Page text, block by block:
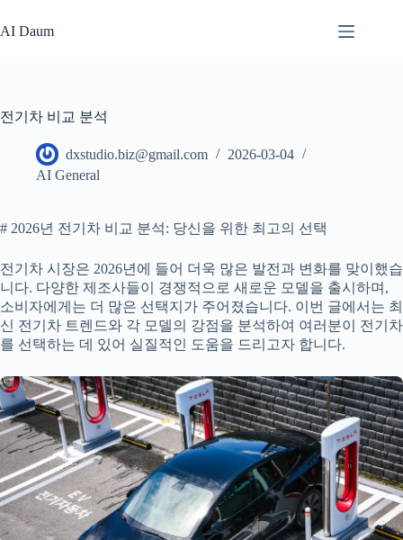
문
뛰
AI Daum
전기차 비교 분석
dxstudio.biz@gmail.com
2026-03-04
AI General
# 2026년 전기차 비교 분석: 당신을 위한 최고의 선택
전기차 시장은 2026년에 들어 더욱 많은 발전과 변화를 맞이했습
니다. 다양한 제조사들이 경쟁적으로 새로운 모델을 출시하며,
소비자에게는 더 많은 선택지가 주어졌습니다. 이번 글에서는 최
신 전기차 트렌드와 각 모델의 강점을 분석하여 여러분이 전기차
를 선택하는 데 있어 실질적인 도움을 드리고자 합니다.